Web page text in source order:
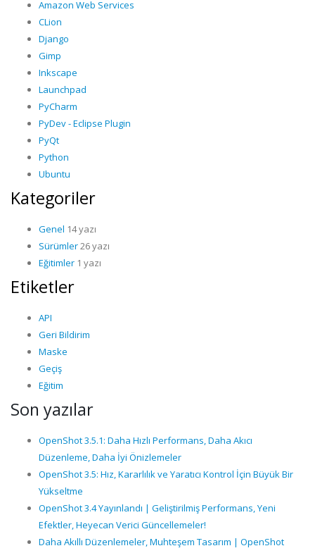
Amazon Web Services
CLion
Django
Gimp
Inkscape
Launchpad
PyCharm
PyDev - Eclipse Plugin
PyQt
Python
Ubuntu
Kategoriler
Genel 14 yazı
Sürümler26 yazı
Eğitimler 1 yazı
Etiketler
API
Geri Bildirim
Maske
Geçiş
Eğitim
Son yazılar
OpenShot 3.5.1: Daha Hızlı Performans, Daha Akıcı
Düzenleme, Daha İyi Önizlemeler
OpenShot 3.5: Hız, Kararlılık ve Yaratıcı Kontrol İçin Büyük Bir
Yükseltme
OpenShot 3.4 Yayınlandı | Geliştirilmiş Performans, Yeni
Efektler, Heyecan Verici Güncellemeler!
Daha Akıllı Düzenlemeler, Muhteşem Tasarım | OpenShot